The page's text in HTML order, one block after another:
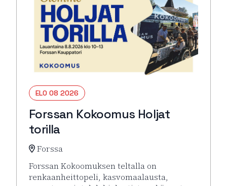
ELO 08 2026
Forssan Kokoomus Holjat
torilla
Forssa
Forssan Kokoomuksen teltalla on
renkaanheittopeli, kasvomaalausta,